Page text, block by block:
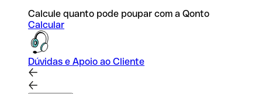
Calcule quanto pode poupar com a Qonto
Calcular
Dúvidas e Apoio ao Cliente